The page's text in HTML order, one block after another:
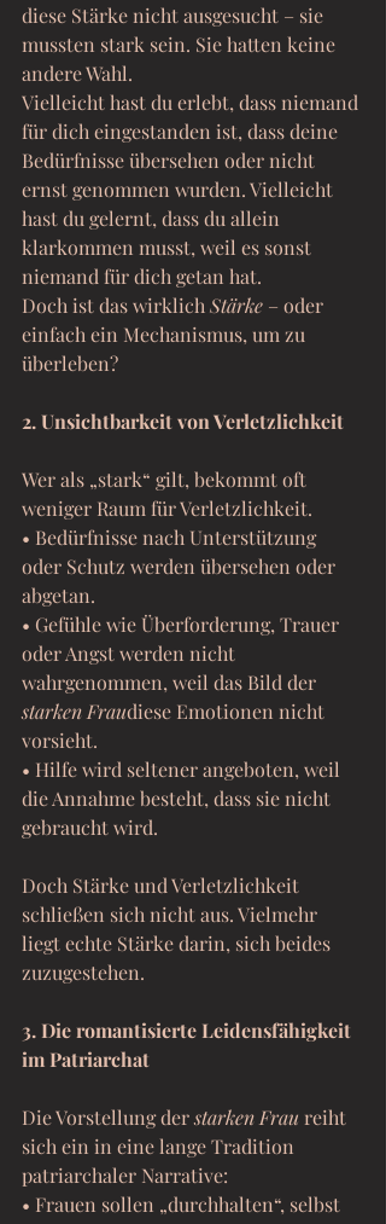
diese Stärke nicht ausgesucht – sie
mussten stark sein. Sie hatten keine
andere Wahl.
Vielleicht hast du erlebt, dass niemand
für dich eingestanden ist, dass deine
Bedürfnisse übersehen oder nicht
ernst genommen wurden. Vielleicht
hast du gelernt, dass du allein
klarkommen musst, weil es sonst
niemand für dich getan hat.
Doch ist das wirklich Stärke – oder
einfach ein Mechanismus, um zu
überleben?
2. Unsichtbarkeit von Verletzlichkeit
Wer als „stark“ gilt, bekommt oft
weniger Raum für Verletzlichkeit.
• Bedürfnisse nach Unterstützung
oder Schutz werden übersehen oder
abgetan.
• Gefühle wie Überforderung, Trauer
oder Angst werden nicht
wahrgenommen, weil das Bild der
starken Fraudiese Emotionen nicht
vorsieht.
• Hilfe wird seltener angeboten, weil
die Annahme besteht, dass sie nicht
gebraucht wird.
Doch Stärke und Verletzlichkeit
schließen sich nicht aus. Vielmehr
liegt echte Stärke darin, sich beides
zuzugestehen.
3. Die romantisierte Leidensfähigkeit
im Patriarchat
Die Vorstellung der starken Frau reiht
sich ein in eine lange Tradition
patriarchaler Narrative:
• Frauen sollen „durchhalten“, selbst